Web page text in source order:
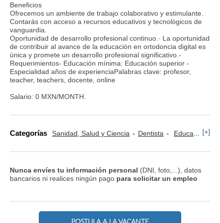
Beneficios
Ofrecemos un ambiente de trabajo colaborativo y estimulante.
Contarás con acceso a recursos educativos y tecnológicos de
vanguardia.
Oportunidad de desarrollo profesional continuo.· La oportunidad
de contribuir al avance de la educación en ortodoncia digital es
única y promete un desarrollo profesional significativo.-
Requerimientos- Educación mínima: Educación superior -
Especialidad años de experienciaPalabras clave: profesor,
teacher, teachers, docente, online
Salario: 0 MXN/MONTH.
Categorías Sanidad, Salud y Ciencia Dentista Educación, Idiomas y Ciencias Sociales [+]
Nunca envíes tu información personal (DNI, foto,...), datos
bancarios ni realices ningún pago para solicitar un empleo